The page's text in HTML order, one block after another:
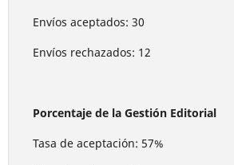
Envíos aceptados: 30
Envíos rechazados: 12
Porcentaje de la Gestión Editorial
Tasa de aceptación: 57%